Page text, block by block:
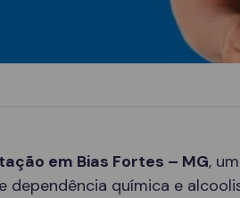
em Bias Fortes – MG,
química e